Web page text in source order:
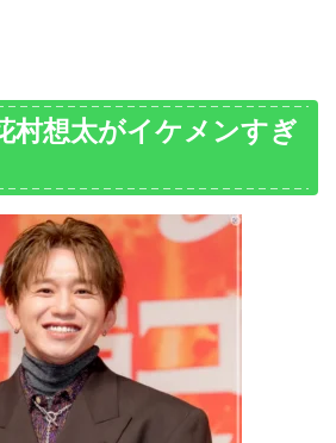
村想太がイケメンすぎ